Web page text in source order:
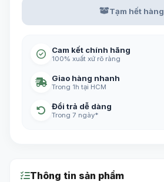
Tạm hết hàng
Cam kết chính hãng
100% xuất xứ rõ ràng
Giao hàng nhanh
Trong 1h tại HCM
Đổi trả dễ dàng
Trong 7 ngày*
Thông tin sản phẩm